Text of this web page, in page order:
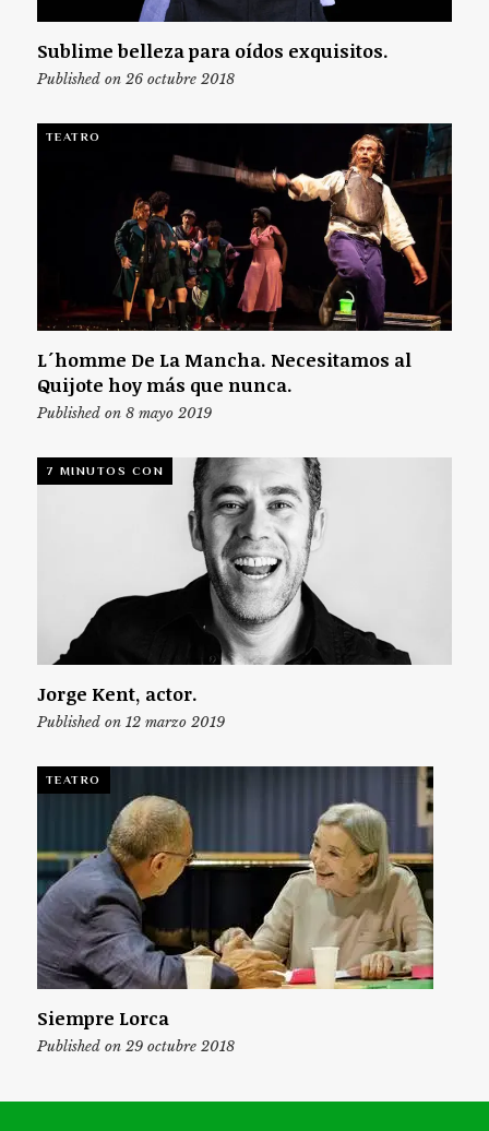
Sublime belleza para oídos exquisitos.
Published on 26 octubre 2018
TEATRO
L´homme De La Mancha. Necesitamos al
Quijote hoy más que nunca.
Published on 8 mayo 2019
7 MINUTOS CON
Jorge Kent, actor.
Published on 12 marzo 2019
TEATRO
Siempre Lorca
Published on 29 octubre 2018